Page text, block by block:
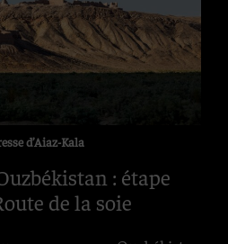
d’Aiaz-Kala
: étape
de la soie